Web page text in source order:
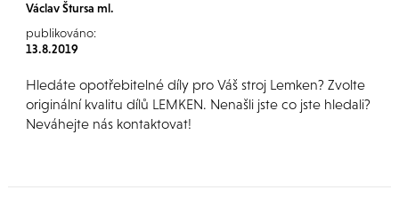
Václav Štursa ml.
publikováno:
13.8.2019
Hledáte opotřebitelné díly pro Váš stroj Lemken? Zvolte
originální kvalitu dílů LEMKEN. Nenašli jste co jste hledali?
Neváhejte nás kontaktovat!